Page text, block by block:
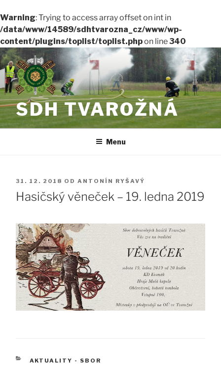
Warning: Trying to access array offset on int in
/data/www/14589/sdhtvarozna_cz/www/wp-
content/plugins/toplist/toplist.phpon line340
Přejít
k
obsahu
webu
SDH TVAROŽNÁ
Menu
PUBLIKOVÁNO
31. 12. 2018 OD ANTONÍN RYŠAVÝ
Hasičský věneček – 19. ledna 2019
RUBRIKY
AKTUALITY - SBOR